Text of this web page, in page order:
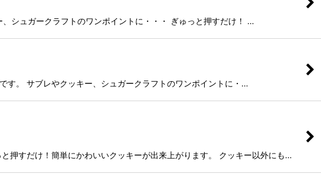
シュガークラフトのワンポイントに・・・ ぎゅっと押すだけ！ …
。 サブレやクッキー、シュガークラフトのワンポイントに・…
押すだけ！簡単にかわいいクッキーが出来上がります。 クッキー以外にも…